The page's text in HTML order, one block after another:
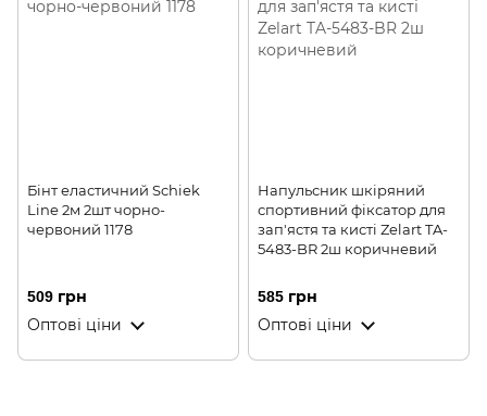
Бінт еластичний Schiek
Line 2м 2шт чорно-
червоний 1178
509 грн
Оптові ціни
Напульсник шкіряний
спортивний фіксатор для
зап'ястя та кисті Zelart TA-
5483-BR 2ш коричневий
585 грн
Оптові ціни